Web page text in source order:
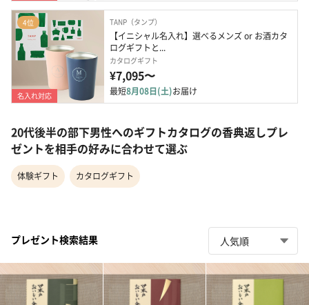
4位
名入れ対応
TANP（タンプ）
【イニシャル名入れ】選べるメンズ or お酒カタ
ログギフトと...
カタログギフト
¥7,095〜
最短8月08日(土)お届け
20代後半の部下男性へのギフトカタログの香典返しプレ
ゼントを相手の好みに合わせて選ぶ
体験ギフト カタログギフト
プレゼント検索結果